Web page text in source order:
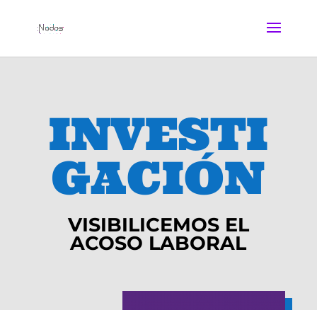
INVESTI
GACIÓN
VISIBILICEMOS EL
ACOSO LABORAL